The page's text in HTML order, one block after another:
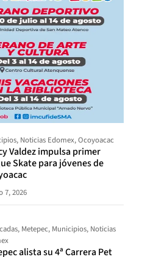
, Noticias Edomex,Ocoyoacac
Valdez impulsa primer
Skate para jóvenes de
7, 2026
, Metepec, Municipios, Noticias
alista su 4ª Carrera Pet